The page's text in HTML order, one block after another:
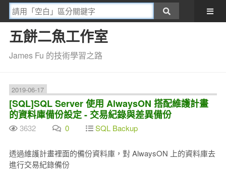
五餅二魚工作室
James Fu 的技術學習之路
2019-06-17
[SQL]SQL Server 使用 AlwaysON 搭配維護計畫
的資料庫備份設定 - 交易紀錄與差異備份
3632 0 SQL Backup
透過維護計畫裡面的備份資料庫，對 AlwaysON 上的資料庫去
進行交易紀錄備份